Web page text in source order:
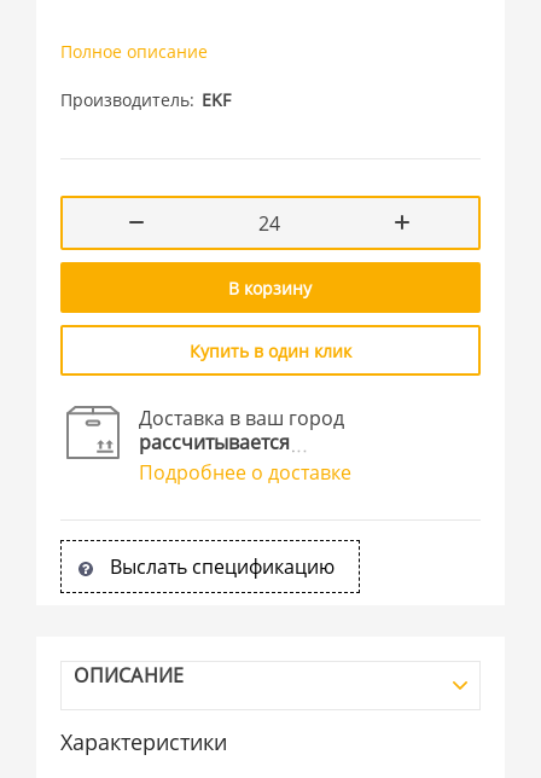
Полное описание
Производитель EKF
В корзину
Купить в один клик
Доставка в ваш город
рассчитывается
Подробнее о доставке
Выслать спецификацию
ОПИСАНИЕ
Характеристики